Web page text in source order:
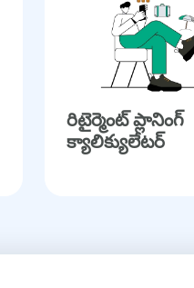
రిటైర్మెంట్ ప్లానింగ్
క్యాలిక్యులేటర్